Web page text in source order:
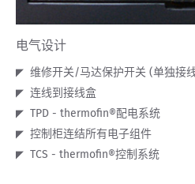
电气设计
维修开关/马达保护开关 (单独接
连线到接线盒
TPD - thermofin®配电系统
控制柜连结所有电子组件
TCS - thermofin®控制系统